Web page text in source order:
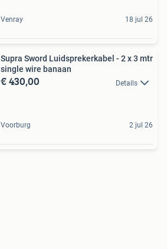
Venray 18 jul 26
Supra Sword Luidsprekerkabel - 2 x 3 mtr
single wire banaan
€ 430,00 Details
Voorburg 2 jul 26